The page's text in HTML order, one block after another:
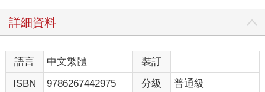
網封殺。說出主張可能導致名譽受損，家庭和生活受到威脅或破
們寧願成為沉默的大眾，恐懼而靜默地看著自己珍視的一切被吵
鬧的小眾吞噬。
這對你造成什麼影響？人們愈不表態，暴怒之人就愈囂張。當你
詳細資料
語言 中文繁體
裝訂
ISBN
9786267442975 分級 普通級